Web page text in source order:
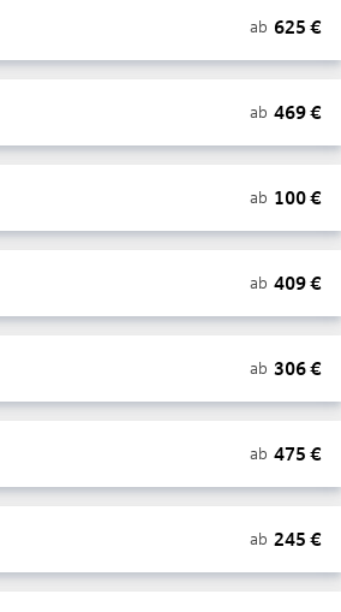
ab 625 €
ab 469€
ab 100€
ab 409€
ab 306€
ab 475 €
ab 245 €